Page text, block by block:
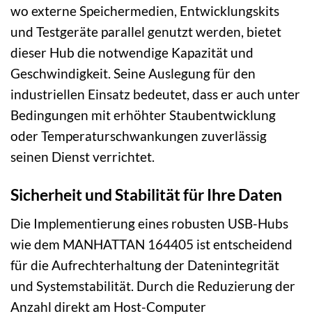
wo externe Speichermedien, Entwicklungskits
und Testgeräte parallel genutzt werden, bietet
dieser Hub die notwendige Kapazität und
Geschwindigkeit. Seine Auslegung für den
industriellen Einsatz bedeutet, dass er auch unter
Bedingungen mit erhöhter Staubentwicklung
oder Temperaturschwankungen zuverlässig
seinen Dienst verrichtet.
Sicherheit und Stabilität für Ihre Daten
Die Implementierung eines robusten USB-Hubs
wie dem MANHATTAN 164405 ist entscheidend
für die Aufrechterhaltung der Datenintegrität
und Systemstabilität. Durch die Reduzierung der
Anzahl direkt am Host-Computer